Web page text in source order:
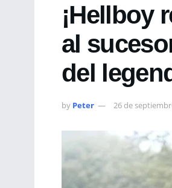
¡Hellboy
al
del
by Peter 26 de